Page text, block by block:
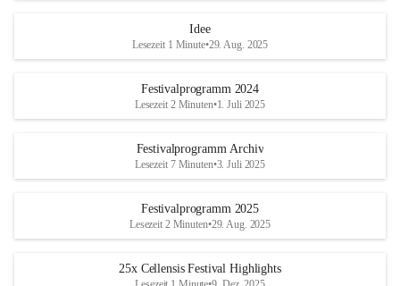
Idee
Lesezeit 1 Minute•29. Aug. 2025
Festivalprogramm 2024
Lesezeit 2 Minuten•1. Juli 2025
Festivalprogramm Archiv
Lesezeit 7 Minuten•3. Juli 2025
Festivalprogramm 2025
Lesezeit 2 Minuten•29. Aug. 2025
25x Cellensis Festival Highlights